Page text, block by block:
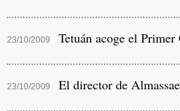
23/10/2009 Tetuán acoge el
23/10/2009 El director de